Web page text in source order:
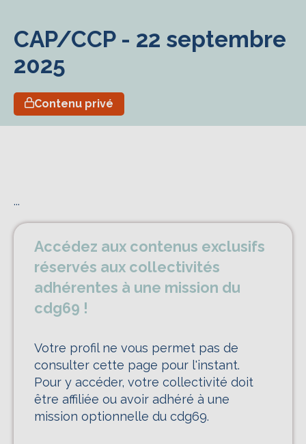
L’écoconception, ça vous
CAP/CCP - 22 septembre
2025
Contenu privé
...
Accédez aux contenus exclusifs
réservés aux collectivités
adhérentes à une mission du
cdg69 !
Votre profil ne vous permet pas de
consulter cette page pour l'instant.
Pour y accéder, votre collectivité doit
être affiliée ou avoir adhéré à une
mission optionnelle du cdg69.